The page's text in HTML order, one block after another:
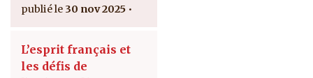
30 nov 2025
L’esprit français et
les défis de